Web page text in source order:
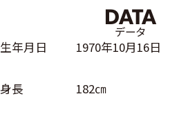
DATA
データ
生年月日 1970年10月16日
身長 182㎝